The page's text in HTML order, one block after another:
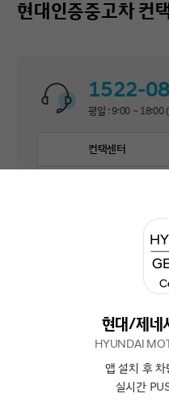
현대인증중고차 컨
1522-
평일 : 9:00 ~ 18:00
컨택센터
현대/제네
HYUNDAI
앱 설치 후 차
실시간